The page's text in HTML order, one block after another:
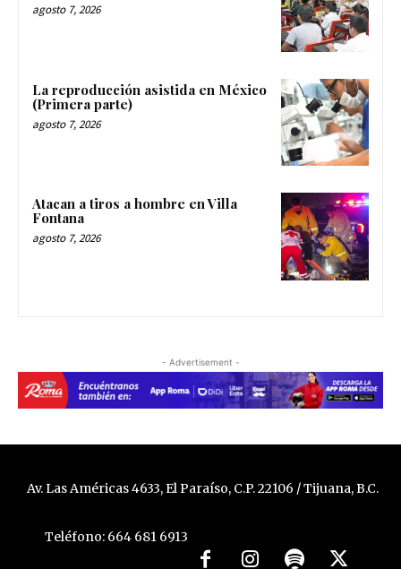
agosto 7, 2026
La reproducción asistida en México
(Primera parte)
agosto 7, 2026
Atacan a tiros a hombre en Villa
Fontana
agosto 7, 2026
- Advertisement -
Av. Las Américas 4633, El Paraíso, C.P. 22106 / Tijuana, B.C.
Teléfono: 664 681 6913